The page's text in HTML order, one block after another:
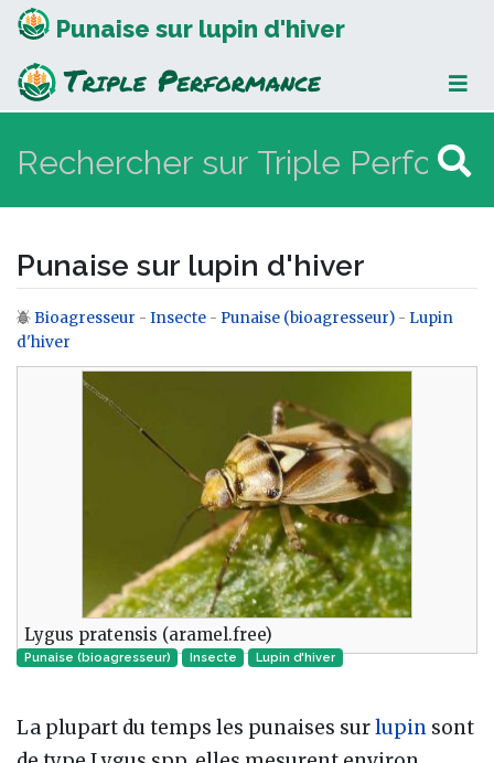
Punaise sur lupin d'hiver
Punaise sur lupin d'hiver
Aller à :navigation,rechercher
Bioagresseur - Insecte - Punaise (bioagresseur) - Lupin
d'hiver
Lygus pratensis (aramel.free)
Punaise (bioagresseur) Insecte‎ Lupin d'hiver
La plupart du temps les punaises surlupin sont